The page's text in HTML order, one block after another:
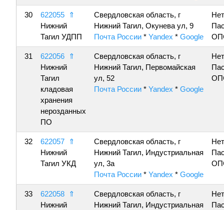
30 622055
⇑
Нижний
Тагил УДПП
Свердловская область, г
Нижний Тагил, Окунева ул, 9
Почта России * Yandex * Google
31 622056
⇑
Нижний
Тагил
кладовая
хранения
нерозданных
ПО
Свердловская область, г
Нижний Тагил, Первомайская
ул, 52
Почта России * Yandex * Google
32 622057
⇑
Нижний
Тагил УКД
Свердловская область, г
Нижний Тагил, Индустриальная
ул, 3а
Почта России * Yandex * Google
33 622058
⇑
Нижний
Свердловская область, г
Нижний Тагил, Индустриальная